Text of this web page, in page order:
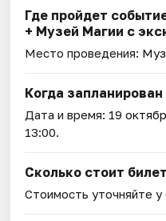
Где пройдет
+ Музей Магии с
Место проведения:
Когда
Дата и время: 19
13:00.
Сколько стоит
Стоимость уточняйте у